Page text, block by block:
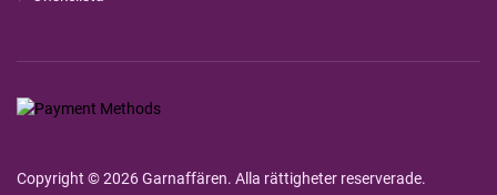
Copyright © 2026 Garnaffären. Alla rättigheter reserverade.